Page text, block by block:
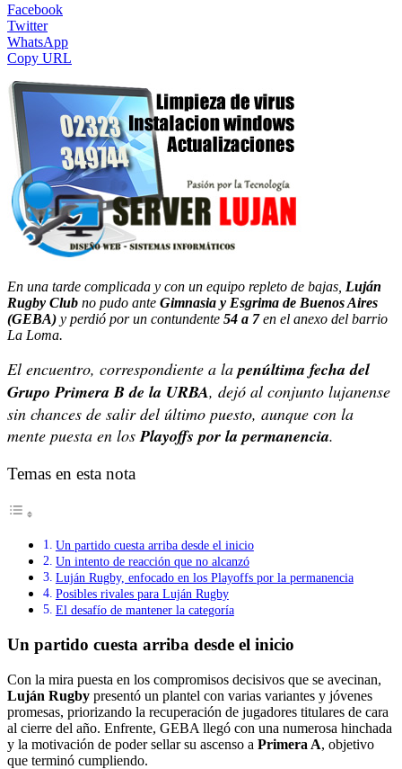
Facebook
Twitter
WhatsApp
Copy URL
En una tarde complicada y con un equipo repleto de bajas, Luján
Rugby Club no pudo ante Gimnasia y Esgrima de Buenos Aires
(GEBA) y perdió por un contundente 54 a 7en el anexo del barrio
La Loma.
El encuentro, correspondiente a lapenúltima fecha del
Grupo Primera B de la URBA, dejó al conjunto lujanense
sin chances de salir del último puesto, aunque con la
mente puesta en losPlayoffs por la permanencia.
Temas en esta nota
Un partido cuesta arriba desde el inicio
Un intento de reacción que no alcanzó
Luján Rugby, enfocado en los Playoffs por la permanencia
Posibles rivales para Luján Rugby
El desafío de mantener la categoría
Un partido cuesta arriba desde el inicio
Con la mira puesta en los compromisos decisivos que se avecinan,
Luján Rugby presentó un plantel con varias variantes y jóvenes
promesas, priorizando la recuperación de jugadores titulares de cara
al cierre del año. Enfrente, GEBA llegó con una numerosa hinchada
y la motivación de poder sellar su ascenso a Primera A, objetivo
que terminó cumpliendo.